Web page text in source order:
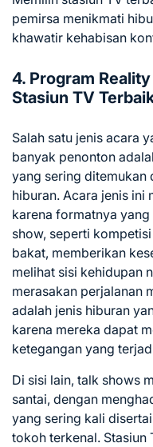
pemirsa menikmati
khawatir kehabisan
4. Program
Stasiun TV
Salah satu jenis acara
banyak penonton
yang sering ditemukan
hiburan. Acara jenis ini
karena formatnya
show, seperti
bakat, memberikan
melihat sisi kehidupan
merasakan perjalanan
adalah jenis hiburan
karena mereka dapat
ketegangan yang
Di sisi lain, talk shows
santai, dengan
yang sering kali
tokoh terkenal. Stasiun